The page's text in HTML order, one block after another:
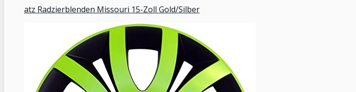
atz Radzierblenden Missouri 15-Zoll Gold/Silber